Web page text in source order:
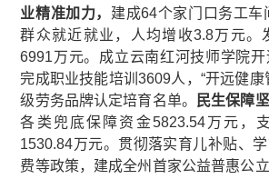
业精准加力， 建成64个家门口务工车
群众就近就业，人均增收3.8万元。
6991万元。成立云南红河技师学院开
完成职业技能培训3609人，“开远健康
级劳务品牌认定培育名单。
民生保障
各类兜底保障资金5823.54万元，
1530.84万元。贯彻落实育儿补贴、
费等政策，建成全州首家公益普惠公